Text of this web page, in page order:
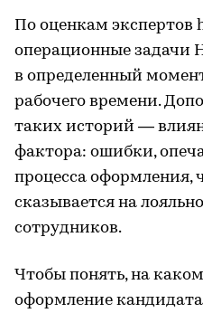
По оценкам экспертов
операционные задачи
в определенный
рабочего времени.
таких историй —
фактора: ошибки,
процесса оформления,
сказывается на
сотрудников.
Чтобы понять, на
оформление